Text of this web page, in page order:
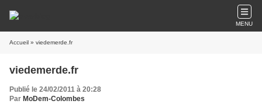
MENU
Accueil » viedemerde.fr
viedemerde.fr
Publié le 24/02/2011 à 20:28
Par MoDem-Colombes